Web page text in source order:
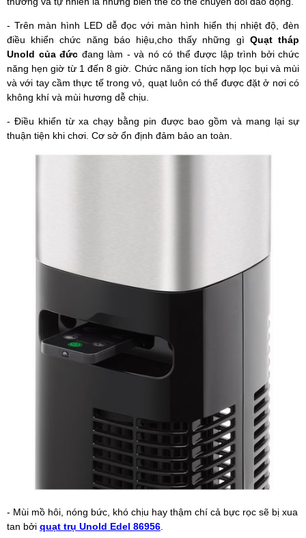
- Trên màn hình LED dễ đọc với màn hình hiển thị nhiệt độ, đèn
điều khiển chức năng báo hiệu,cho thấy những gì Quạt tháp
Unold của đức đang làm - và nó có thể được lập trình bởi chức
năng hẹn giờ từ 1 đến 8 giờ. Chức năng ion tích hợp lọc bụi và mùi
và với tay cầm thực tế trong vỏ, quạt luôn có thể được đặt ở nơi có
không khí và mùi hương dễ chịu.
- Điều khiển từ xa chạy bằng pin được bao gồm và mang lại sự
thuận tiện khi chơi. Cơ sở ổn định đảm bảo an toàn.
- Mùi mồ hôi, nóng bức, khó chịu hay thậm chí cả bực rọc sẽ bị xua
tan bởi quạt trụ Unold Edel 86956